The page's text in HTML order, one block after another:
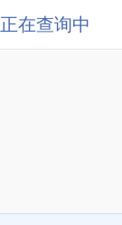
正在查询中